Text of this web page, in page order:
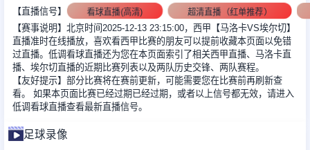
【直播信号】
看球直播(高清) 超清直播（红单推荐）
【赛事说明】北京时间2025-12-13 23:15:00，西甲【马洛卡VS埃尔切】
直播准时在线播放，喜欢看西甲比赛的朋友可以提前收藏本页面以免错
过直播。低调看球直播还为您在本页面索引了相关西甲直播、马洛卡直
播、埃尔切直播的近期比赛列表以及两队历史交锋、两队赛程。
【友好提示】部分比赛将在赛前更新，可能需要您在比赛前再刷新查
看。 如果本页面比赛已经过期已经过期，或者以上信号都无效，请进入
低调看球直播查看最新直播信号。
足球录像